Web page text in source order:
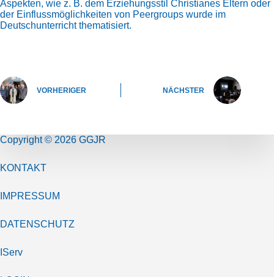
Aspekten, wie z. B. dem Erziehungsstil Christianes Eltern oder
der Einflussmöglichkeiten von Peergroups wurde im
Deutschunterricht thematisiert.
VORHERIGER NÄCHSTER
Copyright © 2026 GGJR
KONTAKT
IMPRESSUM
DATENSCHUTZ
IServ